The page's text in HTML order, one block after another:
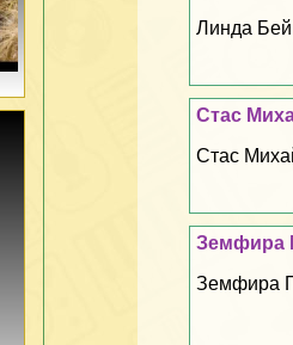
Линда
Стас
Стас
Земфира
Земфира